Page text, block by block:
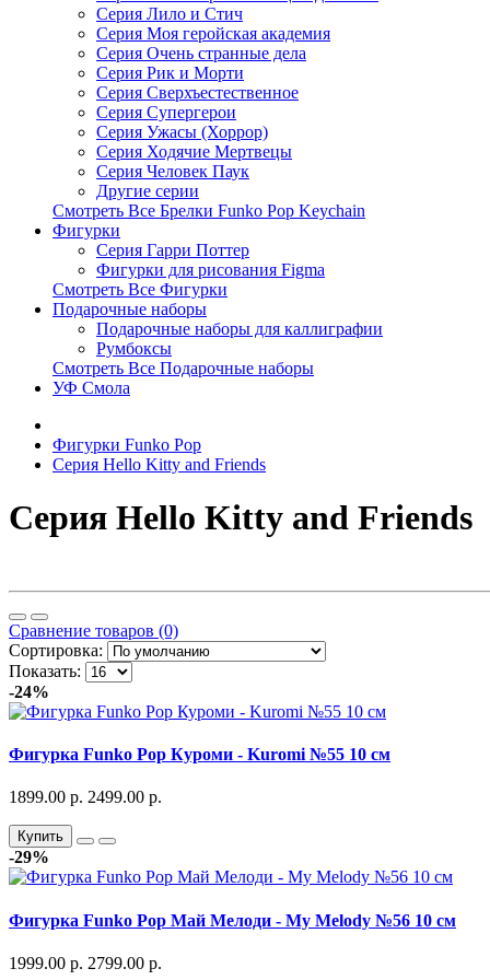
Серия Лило и Стич
Серия Моя геройская академия
Серия Очень странные дела
Серия Рик и Морти
Серия Сверхъестественное
Серия Супергерои
Серия Ужасы (Хоррор)
Серия Ходячие Мертвецы
Серия Человек Паук
Другие серии
Смотреть Все Брелки Funko Pop Keychain
Фигурки
Серия Гарри Поттер
Фигурки для рисования Figma
Смотреть Все Фигурки
Подарочные наборы
Подарочные наборы для каллиграфии
Румбоксы
Смотреть Все Подарочные наборы
УФ Смола
Фигурки Funko Pop
Серия Hello Kitty and Friends
Серия Hello Kitty and Friends
Сравнение товаров (0)
Сортировка:
Показать:
-24%
Фигурка Funko Pop Куроми - Kuromi №55 10 см
1899.00 р. 2499.00 р.
Купить
-29%
Фигурка Funko Pop Май Мелоди - My Melody №56 10 см
1999.00 р. 2799.00 р.